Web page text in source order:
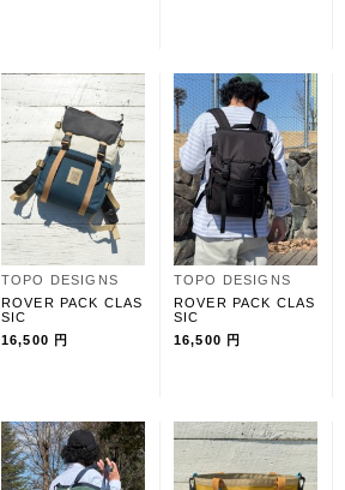
TOPO DESIGNS
ROVER PACK CLAS
SIC
16,500 円
TOPO DESIGNS
ROVER PACK CLAS
SIC
16,500 円